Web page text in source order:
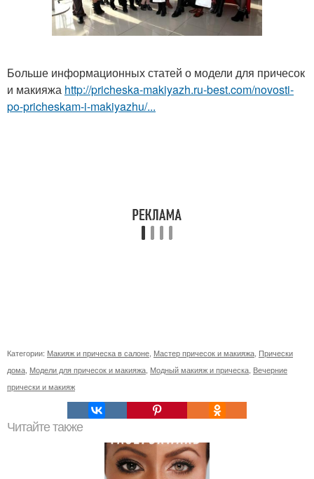
Больше информационных статей о модели для причесок
и макияжа http://pricheska-makiyazh.ru-best.com/novosti-
po-pricheskam-i-makiyazhu/...
Категории: Макияж и прическа в салоне Мастер причесок и макияжа Прически
дома Модели для причесок и макияжа Модный макияж и прическа Вечерние
прически и макияж
Читайте также